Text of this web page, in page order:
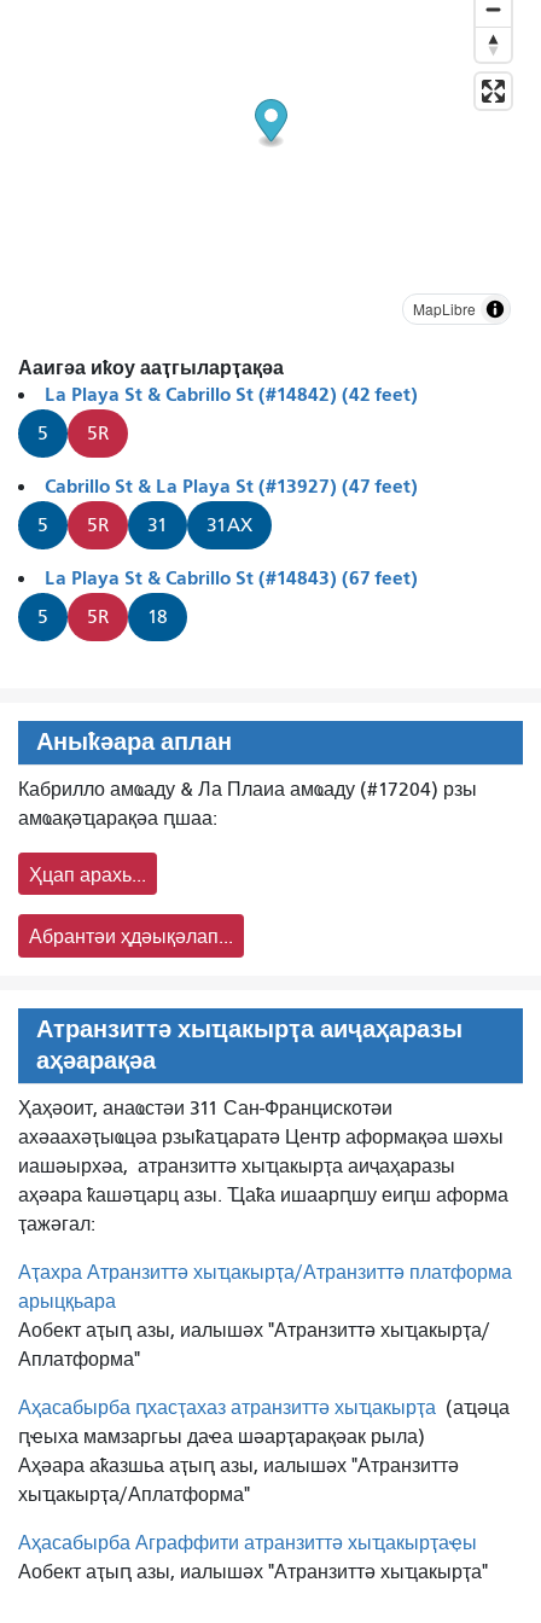
MapLibre
Ааигәа иҟоу ааҭгыларҭақәа
La Playa St & Cabrillo St (#14842) (42 feet)
5 5R
Cabrillo St & La Playa St (#13927) (47 feet)
5 5R 31 31AX
La Playa St & Cabrillo St (#14843) (67 feet)
5 5R 18
Аныҟәара аплан
Кабрилло амҩаду & Ла Плаиа амҩаду (#17204) рзы
амҩақәҵарақәа ԥшаа:
Ҳцап арахь...
Абрантәи ҳдәықәлап...
Атранзиттә хыҵакырҭа аиҷаҳаразы
аҳәарақәа
Ҳаҳәоит, анаҩстәи 311 Сан-Францискотәи
ахәаахәҭыҩцәа рзыҟаҵаратә Центр аформақәа шәхы
иашәырхәа, атранзиттә хыҵакырҭа аиҷаҳаразы
аҳәара ҟашәҵарц азы. Ҵаҟа ишаарԥшу еиԥш аформа
ҭажәгал:
Аҭахра Атранзиттә хыҵакырҭа/Атранзиттә платформа
арыцқьара
Аобект аҭыԥ азы, иалышәх "Атранзиттә хыҵакырҭа/
Аплатформа"
Аҳасабырба ԥхасҭахаз атранзиттә хыҵакырҭа (аҵәца
ԥҽыха мамзаргьы даҽа шәарҭарақәак рыла)
Аҳәара аҟазшьа аҭыԥ азы, иалышәх "Атранзиттә
хыҵакырҭа/Аплатформа"
Аҳасабырба Аграффити атранзиттә хыҵакырҭаҿы
Аобект аҭыԥ азы, иалышәх "Атранзиттә хыҵакырҭа"